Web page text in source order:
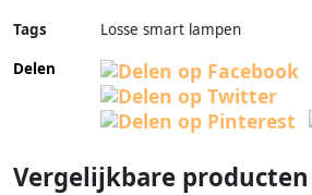
Tags
Losse smart lampen
Delen
Vergelijkbare producten